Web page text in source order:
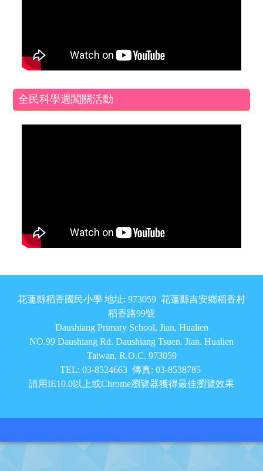
全民科學週闖關活動
頁尾區域內容
花蓮縣稻香國民小學 地址: 973059 花蓮縣吉安鄉稻香村
稻香路99號
Daushiang Primary School, Jian, Hualien
NO.99 Daushiang Rd. Daushiang Tsuen. Jian. Hualien
Taiwan, R.O.C. 973059
TEL: 03-8524663 傳真: 03-8538785
請用IE10.0以上或Chrome瀏覽器獲得最佳瀏覽效果